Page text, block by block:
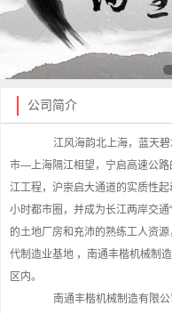
公司简介
江风海韵北上海，蓝天碧
市—上海隔江相望，宁启高速公
江工程，沪崇启大通道的实质性
小时都市圈，并成为长江两岸交
的土地厂房和充沛的熟练工人资
代制造业基地 ，南通丰楷机械制
区内。
南通丰楷机械制造有限公